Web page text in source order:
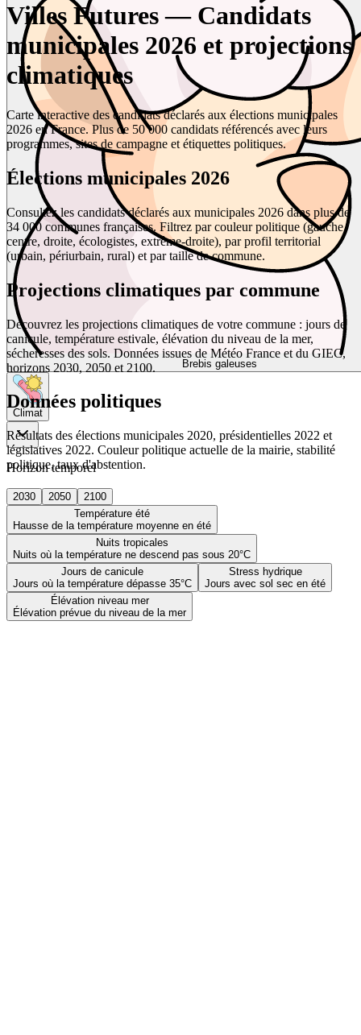
Brebis galeuses
Climat
Horizon temporel
2030 2050
2100
Température été
Hausse de la température moyenne en été
Nuits tropicales
Nuits où la température ne descend pas sous 20°C
Jours de canicule
Jours où la température dépasse 35°C
Stress hydrique
Jours avec sol sec en été
Élévation niveau mer
Élévation prévue du niveau de la mer
Villes Futures — Candidats
municipales 2026 et projections
climatiques
Carte interactive des candidats déclarés aux élections municipales
2026 en France. Plus de 50 000 candidats référencés avec leurs
programmes, sites de campagne et étiquettes politiques.
Élections municipales 2026
Consultez les candidats déclarés aux municipales 2026 dans plus de
34 000 communes françaises. Filtrez par couleur politique (gauche,
centre, droite, écologistes, extrême-droite), par profil territorial
(urbain, périurbain, rural) et par taille de commune.
Projections climatiques par commune
Découvrez les projections climatiques de votre commune : jours de
canicule, température estivale, élévation du niveau de la mer,
sécheresses des sols. Données issues de Météo France et du GIEC,
horizons 2030, 2050 et 2100.
Données politiques
Résultats des élections municipales 2020, présidentielles 2022 et
législatives 2022. Couleur politique actuelle de la mairie, stabilité
politique, taux d'abstention.